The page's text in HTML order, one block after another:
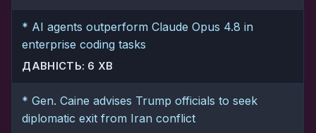
* AI agents outperform Claude Opus 4.8 in
enterprise coding tasks
ДАВНІСТЬ: 6 ХВ
* Gen. Caine advises Trump officials to seek
diplomatic exit from Iran conflict